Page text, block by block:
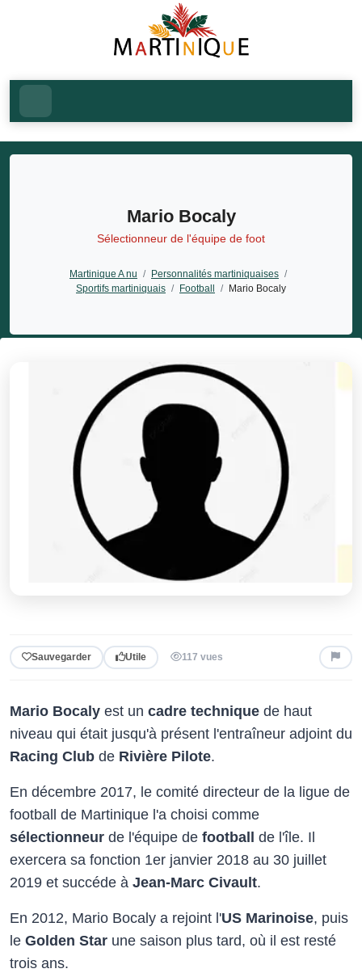
Mario Bocaly
Sélectionneur de l'équipe de foot
Martinique A nu / Personnalités martiniquaises /
Sportifs martiniquais / Football / Mario Bocaly
Sauvegarder Utile 117 vues
Mario Bocaly est un cadre technique de haut
niveau qui était jusqu'à présent l'entraîneur adjoint du
Racing Club de Rivière Pilote.
En décembre 2017, le comité directeur de la ligue de
football de Martinique l'a choisi comme
sélectionneur de l'équipe de football de l'île. Il
exercera sa fonction 1er janvier 2018 au 30 juillet
2019 et succéde à Jean-Marc Civault.
En 2012, Mario Bocaly a rejoint l'US Marinoise, puis
le Golden Star une saison plus tard, où il est resté
trois ans.